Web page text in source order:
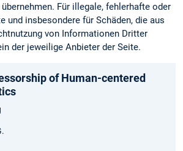
Für illegale, fehlerhafte oder
und insbesondere für Schäden, die aus
von Informationen Dritter
der jeweilige Anbieter der Seite.
of Human-centered